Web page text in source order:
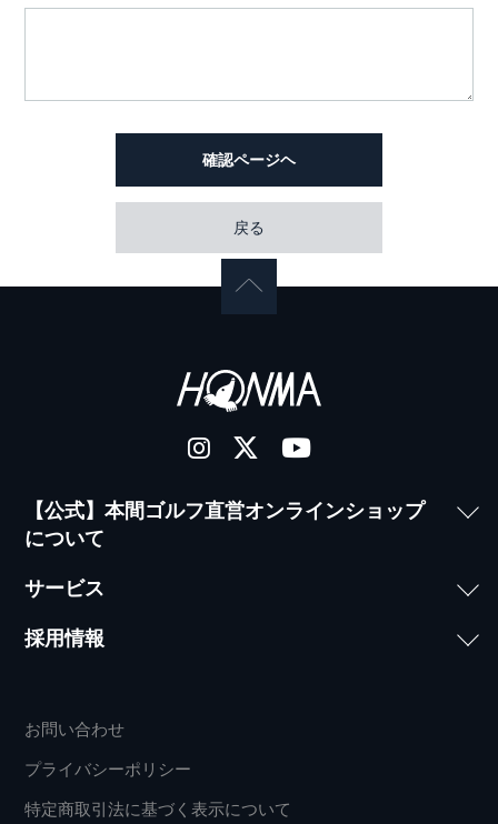
確認ページヘ
戻る
【公式】本間ゴルフ直営オンラインショップ
について
サービス
採用情報
お問い合わせ
プライバシーポリシー
特定商取引法に基づく表示について